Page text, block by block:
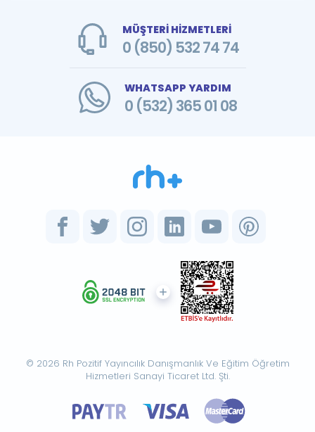
MÜŞTERİ HİZMETLERİ
0 (850) 532 74 74
WHATSAPP YARDIM
0 (532) 365 01 08
© 2026 Rh Pozitif Yayıncılık Danışmanlık Ve Eğitim Öğretim
Hizmetleri Sanayi Ticaret Ltd. Şti.